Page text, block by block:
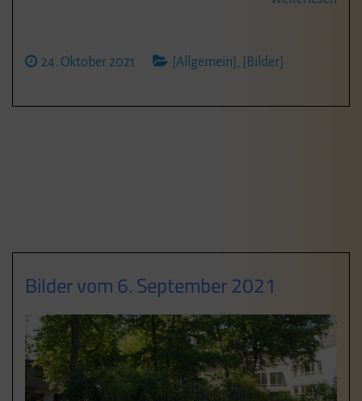
24. Oktober 2021 [Allgemein] , [Bilder]
Bilder vom 6. September 2021